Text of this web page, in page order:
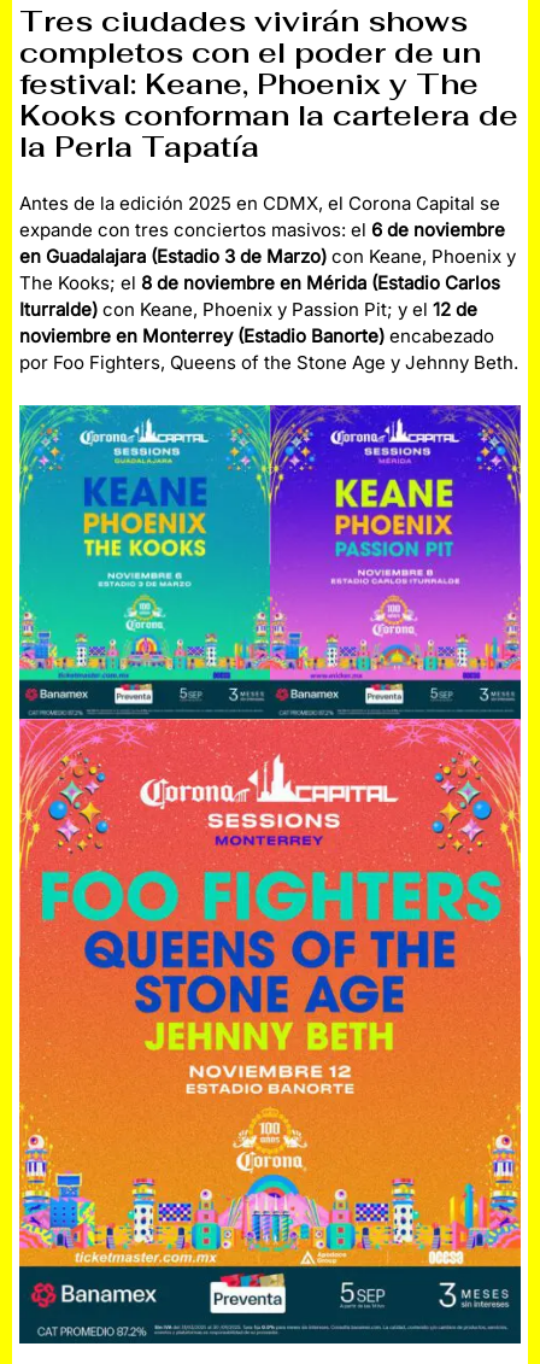
Tres ciudades vivirán shows
completos con el poder de un
festival: Keane, Phoenix y The
Kooks conforman la cartelera de
la Perla Tapatía
Antes de la edición 2025 en CDMX, el Corona Capital se
expande con tres conciertos masivos: el6 de noviembre
en Guadalajara (Estadio 3 de Marzo) con Keane, Phoenix y
The Kooks; el 8 de noviembre en Mérida (Estadio Carlos
Iturralde) con Keane, Phoenix y Passion Pit; y el12 de
noviembre en Monterrey (Estadio Banorte) encabezado
por Foo Fighters, Queens of the Stone Age y Jehnny Beth.